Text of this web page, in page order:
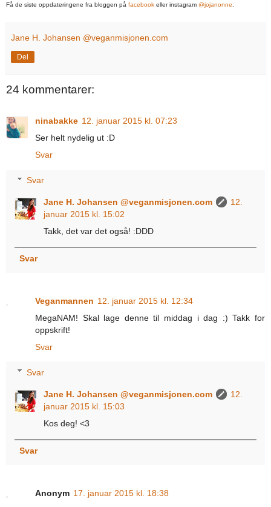
Få de siste oppdateringene fra bloggen på facebook eller instagram @jojanonne
Jane H. Johansen @veganmisjonen.com
Del
24 kommentarer:
ninabakke 12. januar 2015 kl. 07:23
Ser helt nydelig ut :D
Svar
Svar
Jane H. Johansen @veganmisjonen.com
12.
januar 2015 kl. 15:02
Takk, det var det også! :DDD
Svar
Veganmannen 12. januar 2015 kl. 12:34
MegaNAM! Skal lage denne til middag i dag :) Takk for
oppskrift!
Svar
Svar
Jane H. Johansen @veganmisjonen.com
12.
januar 2015 kl. 15:03
Kos deg! <3
Svar
Anonym 17. januar 2015 kl. 18:38